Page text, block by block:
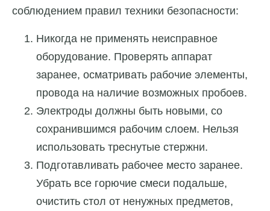
соблюдением правил техники безопасности:
Никогда не применять неисправное
оборудование. Проверять аппарат
заранее, осматривать рабочие элементы,
провода на наличие возможных пробоев.
Электроды должны быть новыми, со
сохранившимся рабочим слоем. Нельзя
использовать треснутые стержни.
Подготавливать рабочее место заранее.
Убрать все горючие смеси подальше,
очистить стол от ненужных предметов,